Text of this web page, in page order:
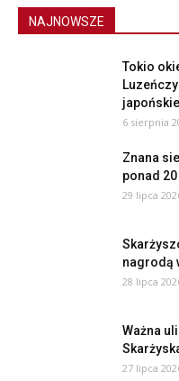
NAJNOWSZE
Tokio
6 sierpnia
Znana
ponad
29 lipca
nagrodą
28 lipca
Ważna
27 lipca